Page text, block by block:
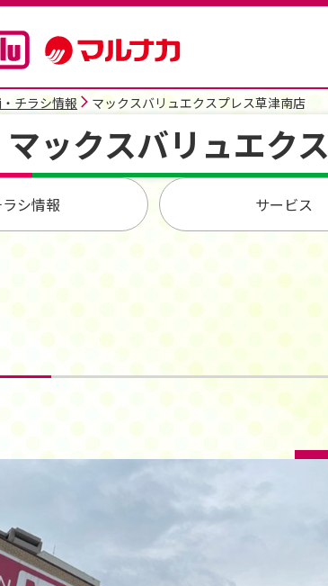
チラシ情報 マックスバリュエクスプレス草津南店
マックスバリュエク
シ情報 サービス